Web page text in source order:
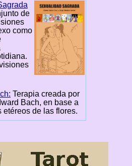
de
como
Terapia creada por
Bach, en base a
etéreos de las flores.